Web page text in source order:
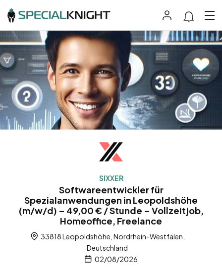
SIXXER
Softwareentwickler für
Spezialanwendungen in Leopoldshöhe
(m/w/d) – 49,00 € / Stunde – Vollzeitjob,
Homeoffice, Freelance
33818 Leopoldshöhe, Nordrhein-Westfalen,
Deutschland
02/08/2026